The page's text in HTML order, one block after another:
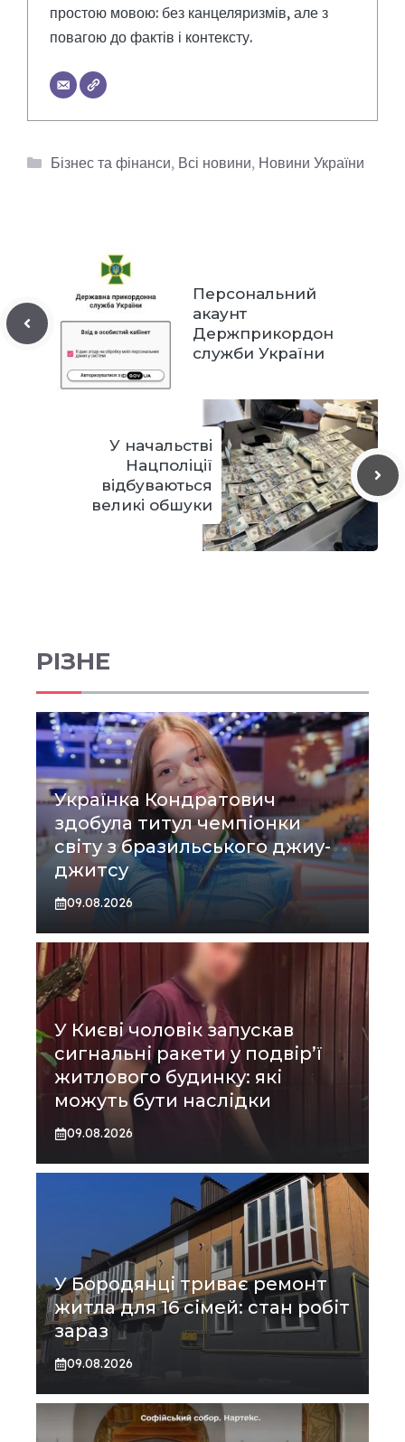
простою мовою: без канцеляризмів, але з
повагою до фактів і контексту.
Категорії
Бізнес та фінанси, Всі новини, Новини України
Персональний
акаунт
Держприкордон
служби України
У начальстві
Нацполіції
відбуваються
великі обшуки
РІЗНЕ
Українка Кондратович
здобула титул чемпіонки
світу з бразильського джиу-
джитсу
09.08.2026
У Києві чоловік запускав
сигнальні ракети у подвір’ї
житлового будинку: які
можуть бути наслідки
09.08.2026
У Бородянці триває ремонт
житла для 16 сімей: стан робіт
зараз
09.08.2026